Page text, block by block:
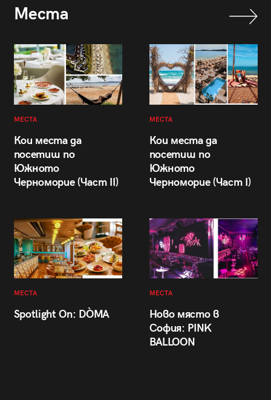
Места
МЕСТА
Кои места да
посетиш по
Южното
Черноморие (Част II)
МЕСТА
Кои места да
посетиш по
Южното
Черноморие (Част I)
МЕСТА
Spotlight On: DÒMA
МЕСТА
Ново място в
София: PINK
BALLOON